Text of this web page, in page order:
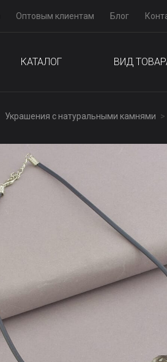
Оптовым клиентам Блог
КАТАЛОГ ВИД
Украшения с натуральными камнями